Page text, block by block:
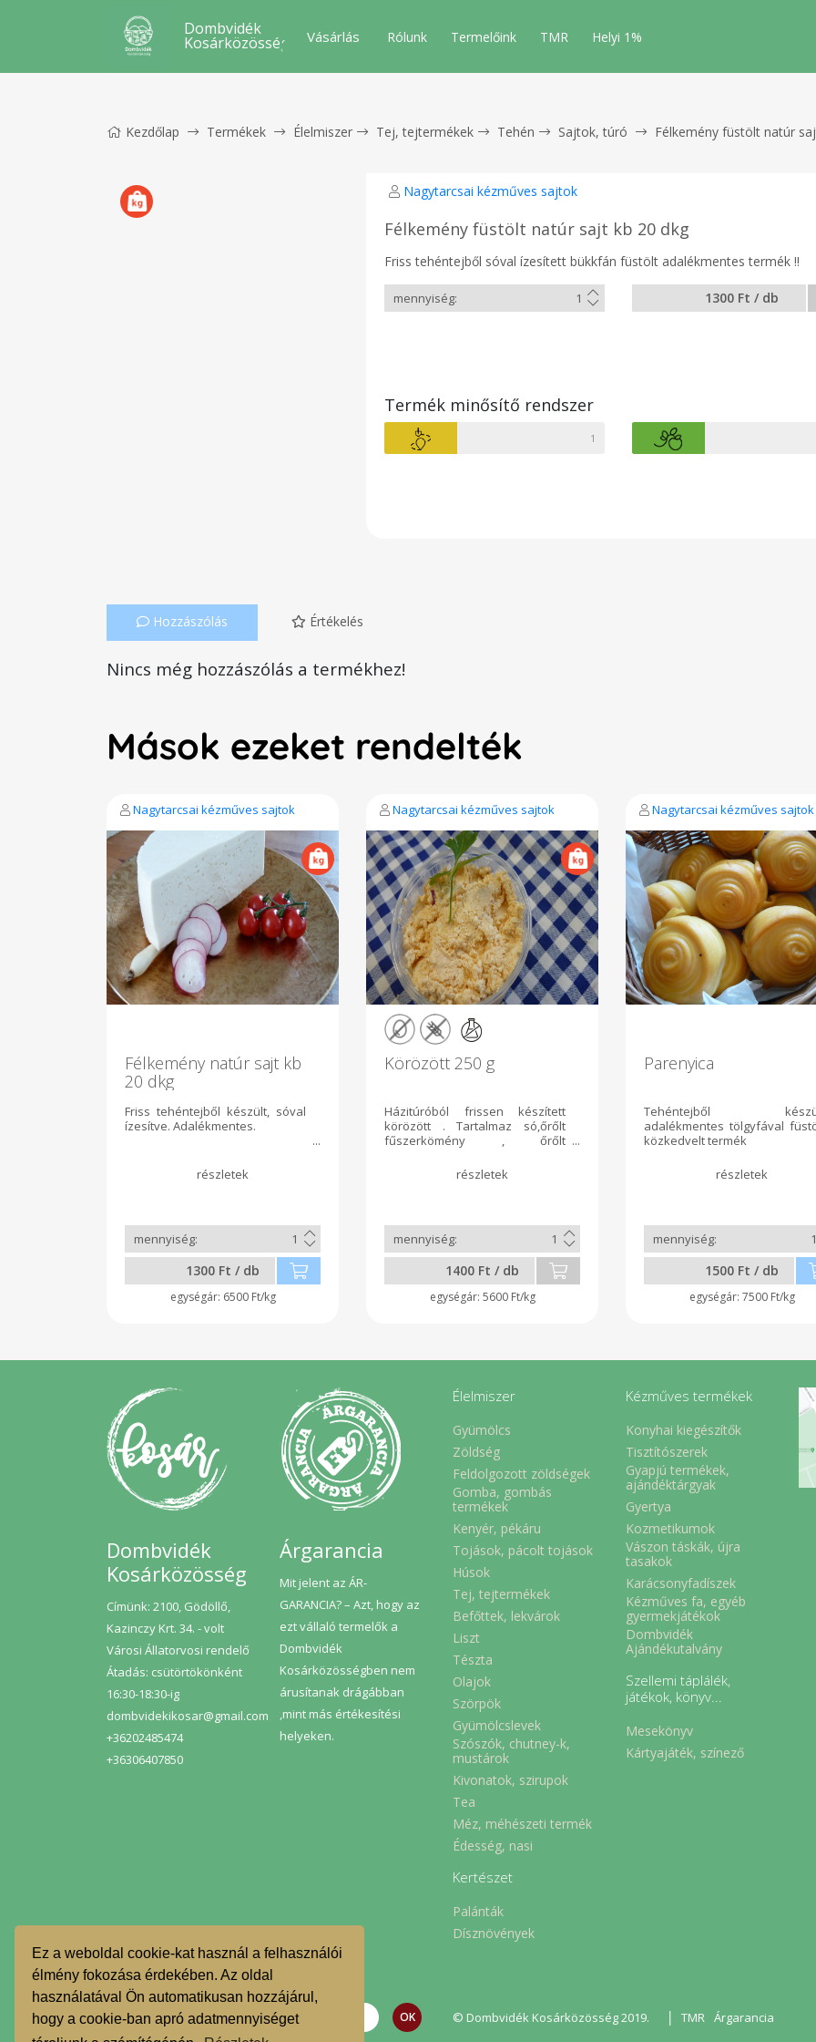
Ez a weboldal cookie-kat használ a felhasználói
élmény fokozása érdekében. Az oldal
használatával Ön automatikusan hozzájárul,
hogy a cookie-ban apró adatmennyiséget
Dombvidék
Kosárközösség Vásárlás Rólunk Termelőink TMR Helyi 1%
Kezdőlap Termékek Élelmiszer Tej, tejtermékek Tehén Sajtok, túró Félkemény füstölt natúr
Nagytarcsai kézműves sajtok
Félkemény füstölt natúr sajt kb 20 dkg
Friss tehéntejből sóval ízesített bükkfán füstölt adalékmentes termék !!
1300 Ft / db
Termék minősítő rendszer
1
Hozzászólás Értékelés
Nincs még hozzászólás a termékhez!
Mások ezeket rendelték
Nagytarcsai kézműves sajtok
Félkemény natúr sajt kb
20 dkg
Friss tehéntejből készült, sóval
ízesítve. Adalékmentes.
1300 Ft / db
6500 Ft/kg
Nagytarcsai kézműves sajtok
Körözött 250 g
Házitúróból frissen készített
körözött . Tartalmaz só,őrőlt
fűszerkömény , őrőlt
1400 Ft / db
5600 Ft/kg
Nagytarcsai kézműves sajtok
Parenyica
Tehéntejből
adalékmentes tölgyfával
közkedvelt termék
1500 Ft / db
7500 Ft/kg
Dombvidék
Kosárközösség
Címünk: 2100, Gödöllő,
Kazinczy Krt. 34. - volt
Városi Állatorvosi rendelő
Átadás: csütörtökönként
16:30-18:30-ig
dombvidekikosar@gmail.com
+36202485474
+36306407850
Árgarancia
Mit jelent az ÁR-
GARANCIA? – Azt, hogy az
ezt vállaló termelők a
Dombvidék
Kosárközösségben nem
árusítanak drágábban
,mint más értékesítési
helyeken.
Élelmiszer
Gyümölcs
Zöldség
Feldolgozott zöldségek
Gomba, gombás
termékek
Kenyér, pékáru
Tojások, pácolt tojások
Húsok
Tej, tejtermékek
Befőttek, lekvárok
Liszt
Tészta
Olajok
Szörpök
Gyümölcslevek
Szószók, chutney-k,
mustárok
Kivonatok, szirupok
Tea
Méz, méhészeti termék
Édesség, nasi
Kertészet
Palánták
Dísznövények
Kézműves termékek
Konyhai kiegészítők
Tisztítószerek
Gyapjú termékek,
ajándéktárgyak
Gyertya
Kozmetikumok
Vászon táskák, újra
tasakok
Karácsonyfadíszek
Kézműves fa, egyéb
gyermekjátékok
Dombvidék
Ajándékutalvány
Szellemi táplálék,
játékok, könyv...
Mesekönyv
Kártyajáték, színező
© Dombvidék Kosárközösség 2019. | TMR Árgarancia